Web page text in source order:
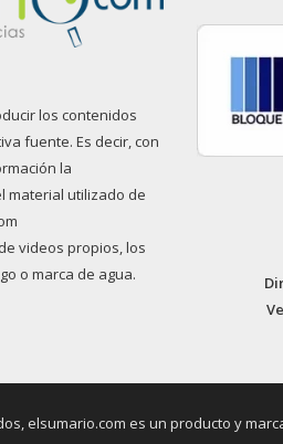
los contenidos
fuente. Es decir, con
la
material utilizado de
videos propios, los
o marca de agua.
elsumario.com es un producto y